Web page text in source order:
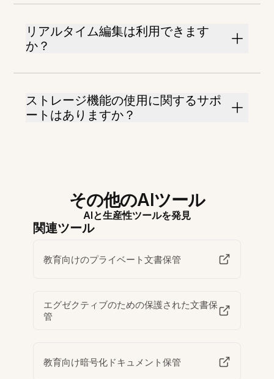
リアルタイム編集は利用できます
か？
ストレージ機能の使用に関するサポ
ートはありますか？
その他のAIツール
AIと生産性ツールを発見
関連ツール
教育向けのプライベート文書保管
エグゼクティブのための保護された文書保
管
教育向け暗号化ドキュメント保管